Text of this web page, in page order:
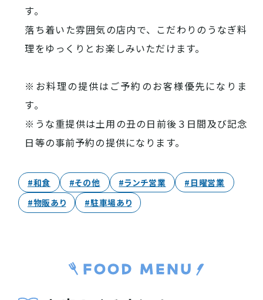
す。
落ち着いた雰囲気の店内で、こだわりのうなぎ料
理をゆっくりとお楽しみいただけます。
※お料理の提供はご予約のお客様優先になりま
す。
※うな重提供は土用の丑の日前後３日間及び記念
日等の事前予約の提供になります。
#和食 #その他 #ランチ営業
#日曜営業
#物販あり
#駐車場あり
その他注目コンテンツ